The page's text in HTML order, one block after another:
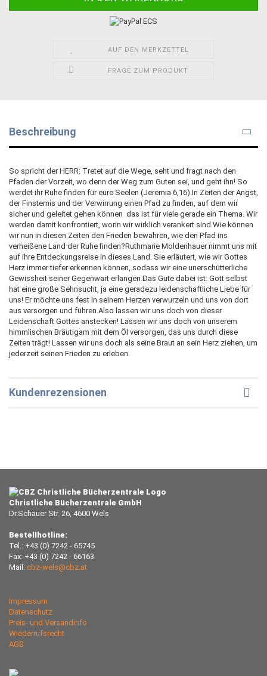
AUF DEN MERKZETTEL
FRAGE ZUM PRODUKT
Beschreibung
So spricht der HERR: Tretet auf die Wege, seht und fragt nach den
Pfaden der Vorzeit, wo denn der Weg zum Guten sei, und geht ihn! So
werdet ihr Ruhe finden für eure Seelen (Jeremia 6,16).In Zeiten der Angst,
der Finsternis und der Verwirrung einen Pfad zu finden, auf dem wir
sicher und geleitet gehen können  das ist für viele gerade ein Thema. Wir
werden damit konfrontiert, worin wir wirklich verankert sind.Wie können
wir nun in diesen Zeiten den Frieden bewahren, wie den Pfad ins
verheißene Land der Ruhe finden?Ruthmarie Moldenhauer nimmt uns mit
auf ihre Entdeckungsreise in dieses Land. Sie erläutert, wie wir Gottes
Herz immer tiefer erkennen können, sodass wir eine unerschütterliche
Gewissheit seiner Gegenwart erlangen.Das Gute dabei ist: Gott selbst
hat eine große Sehnsucht, ja eine geradezu leidenschaftliche Liebe für
uns! Er möchte uns fest in seinem Herzen verwurzeln und uns von dort
aus versorgen und führen.Also lassen wir uns doch von dieser
Leidenschaft Gottes anstecken! Lassen wir uns doch von unserem
himmlischen Bräutigam mit dem Öl versorgen, das uns durch diese
Zeiten trägt! Lassen wir uns doch als seine Braut an sein Herz ziehen, um
jederzeit seinen Frieden zu erleben.
Kundenrezensionen
Christliche Bücherzentrale GmbH
Dr.Schauer Str. 26, 4600 Wels
Bestellhotline:
Tel.: +43 (0) 7242 - 65745
Fax: +43 (0) 7242 - 66163
Mail: cbz-wels@cbz.at
Impressum
Datenschutz
Preis- und Versandinfo
Wiederrufsrecht
AGB